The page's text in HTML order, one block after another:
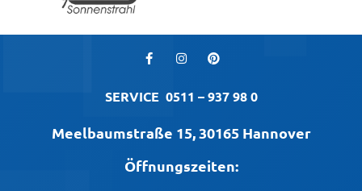
SERVICE 0511 – 937 98 0
Meelbaumstraße 15, 30165 Hannover
Öffnungszeiten: